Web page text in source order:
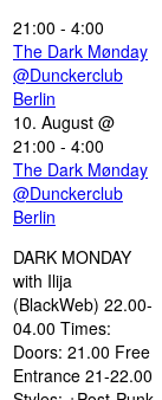
21:00 - 4:00
The Dark Mønday
@Dunckerclub
Berlin
10. August @
21:00 - 4:00
The Dark Mønday
@Dunckerclub
Berlin
DARK MONDAY
with Ilija
(BlackWeb) 22.00-
04.00 Times:
Doors: 21.00 Free
Entrance 21-22.00